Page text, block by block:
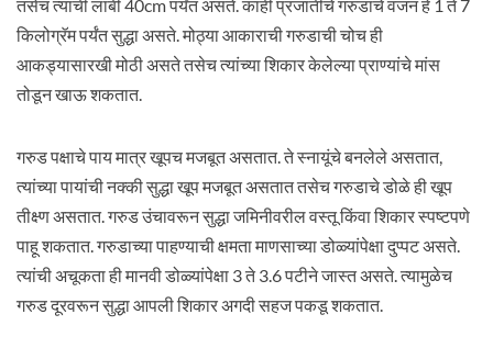
तसेच त्याची लांबी 40cm पर्यंत असते. काही प्रजातीचे गरुडांचे वजन हे 1 ते 7
किलोग्रॅम पर्यंत सुद्धा असते. मोठ्या आकाराची गरुडाची चोच ही
आकड्यासारखी मोठी असते तसेच त्यांच्या शिकार केलेल्या प्राण्यांचे मांस
तोडून खाऊ शकतात.
गरुड पक्षाचे पाय मात्र खूपच मजबूत असतात. ते स्नायूंचे बनलेले असतात,
त्यांच्या पायांची नक्की सुद्धा खूप मजबूत असतात तसेच गरुडाचे डोळे ही खूप
तीक्ष्ण असतात. गरुड उंचावरून सुद्धा जमिनीवरील वस्तू किंवा शिकार स्पष्टपणे
पाहू शकतात. गरुडाच्या पाहण्याची क्षमता माणसाच्या डोळ्यांपेक्षा दुप्पट असते.
त्यांची अचूकता ही मानवी डोळ्यांपेक्षा 3 ते 3.6 पटीने जास्त असते. त्यामुळेच
गरुड दूरवरून सुद्धा आपली शिकार अगदी सहज पकडू शकतात.